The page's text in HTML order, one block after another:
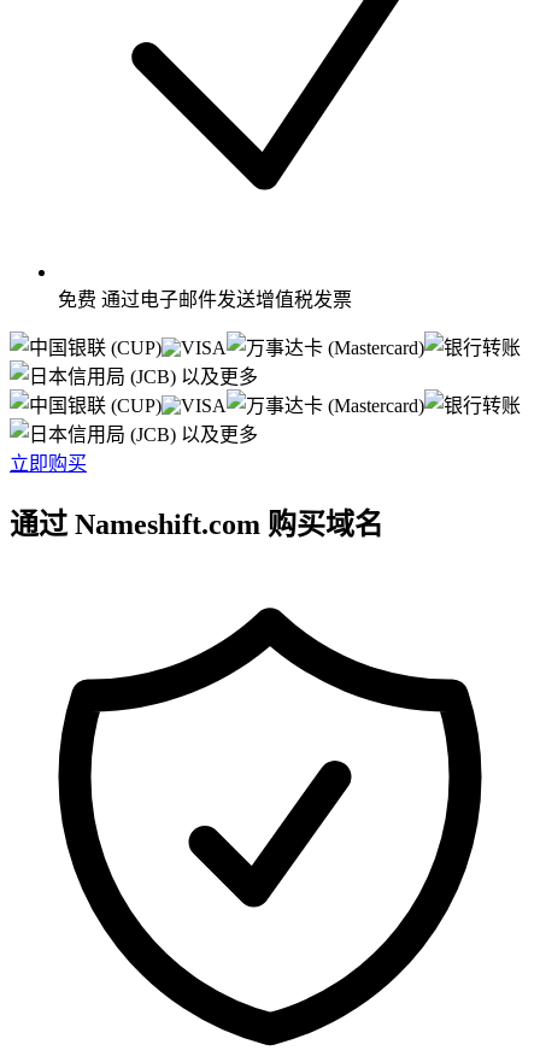
免费 通过电子邮件发送增值税发票
以及更多
以及更多
立即购买
通过 Nameshift.com 购买域名